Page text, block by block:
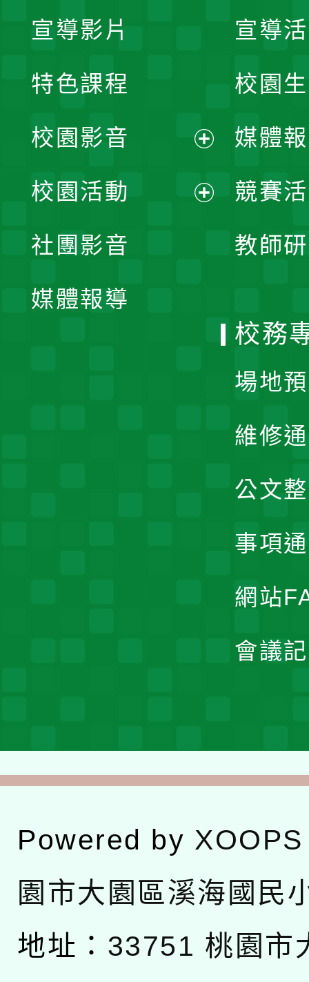
宣導
校園
媒體
競賽
教師
宣導影片
特色課程
校園影音
開
校園活動
社團影音
媒體報導
校務
場地
維修
公文
事項
網站
會議
Powered by XOOPS
園市大園區溪海國民
地址： 33751 桃園市